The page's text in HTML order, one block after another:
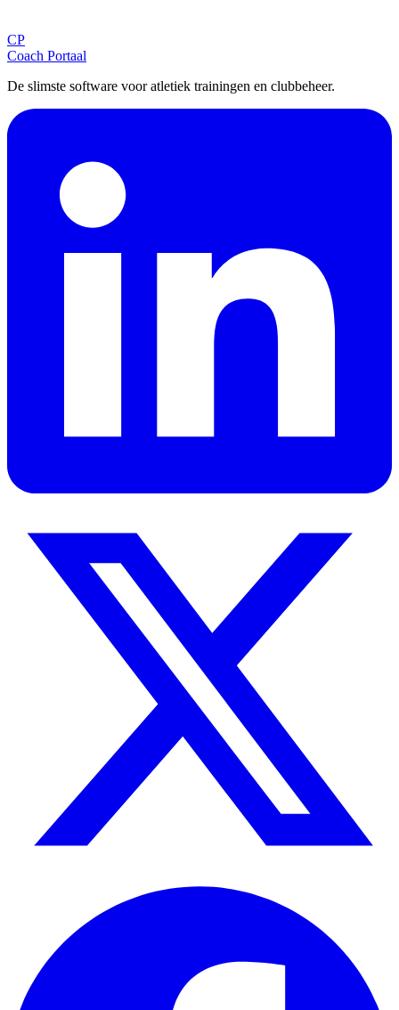
CP
Coach Portaal
De slimste software voor atletiek trainingen en clubbeheer.